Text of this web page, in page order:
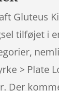
Gluteus
tilføjet i
> Plate
Der